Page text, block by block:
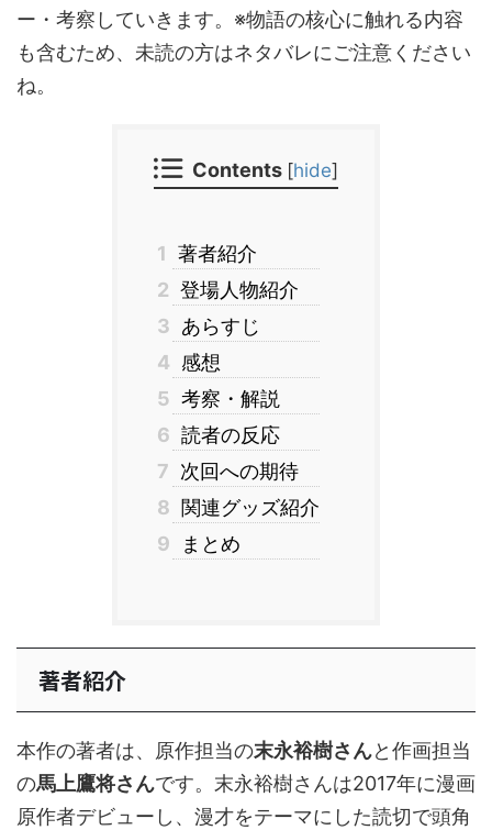
ー・考察していきます。※物語の核心に触れる内容
も含むため、未読の方はネタバレにご注意ください
ね。
Contents [hide]
1 著者紹介
2 登場人物紹介
3 あらすじ
4 感想
5 考察・解説
6 読者の反応
7 次回への期待
8
関連グッズ紹介
9
まとめ
著者紹介
本作の著者は、原作担当の末永裕樹さんと作画担当
の馬上鷹将さんです。末永裕樹さんは2017年に漫画
原作者デビューし、漫才をテーマにした読切で頭角